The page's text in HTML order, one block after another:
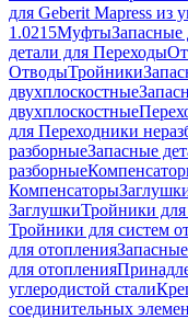
для Geberit Mapress из
1.0215Муфты
детали для Переходы
ОтводыТройники
двухплоскостные
двухплоскостные
для Переходники
разборныеЗапасные
разборные
Компенсаторы
ЗаглушкиТройники для
Тройники для систем
для отопления
для отопления
углеродистой стали
соединительных